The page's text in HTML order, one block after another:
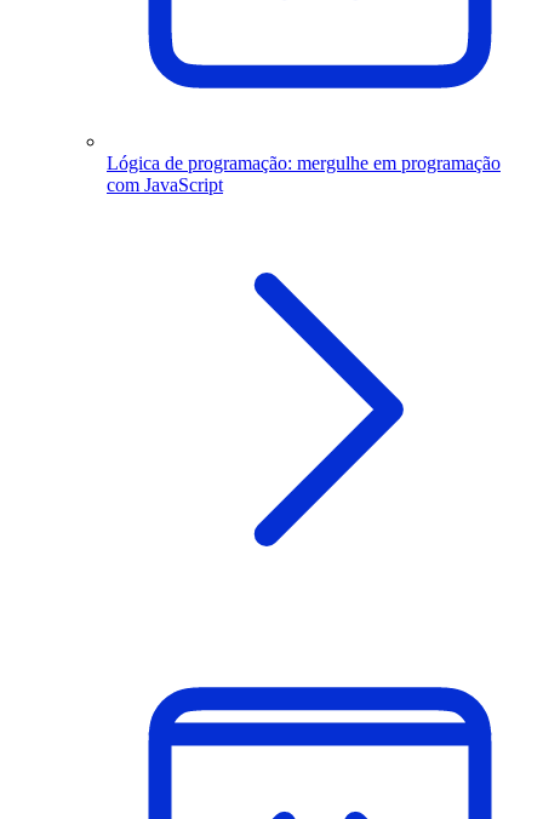
Lógica de programação: mergulhe em programação
com JavaScript